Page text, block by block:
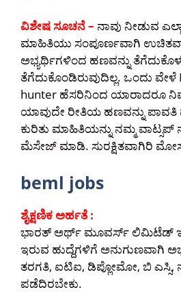
ವಿಶೇಷ ಸೂಚನೆ – ನಾವು ನೀಡುವ
ಮಾಹಿತಿಯು ಸಂಪೂರ್ಣವಾಗಿ
ಅಭ್ಯರ್ಥಿಗಳಿಂದ ಹಣವನ್ನು
ತೆಗೆದುಕೊಂಡಿರುವುದಿಲ್ಲ. ಒಂದು ವೇಳೆ
hunter ಹೆಸರಿನಿಂದ ಯಾರಾದರೂ
ಯಾವುದೇ ರೀತಿಯ ಹಣವನ್ನು
ಕುರಿತು ಮಾಹಿತಿಯನ್ನು ನಮ್ಮ
ಮೆಸೇಜ್ ಮಾಡಿ. ಸುರಕ್ಷಿತವಾಗಿರಿ
beml jobs
ಶೈಕ್ಷಣಿಕ ಅರ್ಹತೆ :
ಭಾರತ್ ಅರ್ಥ್ ಮೂವರ್ಸ್ ಲಿಮಿಟೆಡ್
ಇರುವ ಹುದ್ದೆಗಳಿಗೆ ಅನುಗುಣವಾಗಿ
ತರಗತಿ, ಐಟಿಐ, ಡಿಪ್ಲೋಮೋ, ಬಿ ಎಸ್ಸಿ,
ಪಡೆದಿರಬೇಕು.